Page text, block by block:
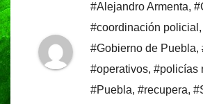
#Alejandro Armenta,
#coordinación policial ,
#Gobierno de Puebla,
#operativos, #policías
#Puebla, #recupera,